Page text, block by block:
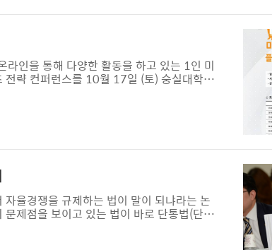
라인을 통해 다양한 활동을 하고 있는 1인 미
전략 컨퍼런스를 10월 17일 (토) 숭실대학교
는 현 한국블로거협회장을 맡고 있는 권헌
무국장, 김은용 서울시 뉴미디어과 과장,
율경쟁을 규제하는 법이 말이 되냐라는 논
제점을 보이고 있는 법이 바로 단통법(단말
통시장이 투명하게 변화된 긍정적 효과를
세우고 있다. 특히 단말기유통법에도 불